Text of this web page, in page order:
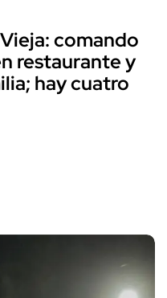
comando
restaurante y
hay cuatro